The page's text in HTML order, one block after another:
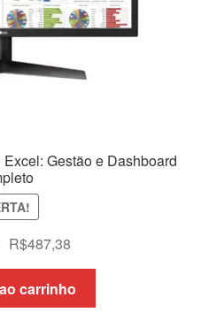
Gestão e Dashboard
O
preço
original
era:
R$487,38O
preço
atual
é:
carrinho